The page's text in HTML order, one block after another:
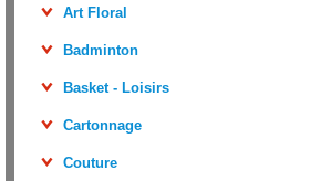
Art Floral
Badminton
Basket - Loisirs
Cartonnage
Couture